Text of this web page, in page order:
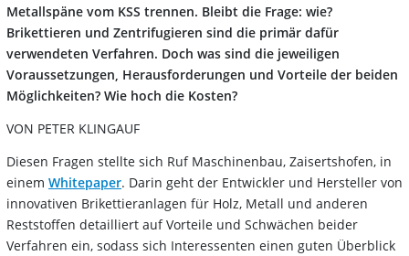
Metallspäne vom KSS trennen. Bleibt die Frage: wie?
Brikettieren und Zentrifugieren sind die primär dafür
verwendeten Verfahren. Doch was sind die jeweiligen
Voraussetzungen, Herausforderungen und Vorteile der beiden
Möglichkeiten? Wie hoch die Kosten?
VON PETER KLINGAUF
Diesen Fragen stellte sich Ruf Maschinenbau, Zaisertshofen, in
einem Whitepaper. Darin geht der Entwickler und Hersteller von
innovativen Brikettieranlagen für Holz, Metall und anderen
Reststoffen detailliert auf Vorteile und Schwächen beider
Verfahren ein, sodass sich Interessenten einen guten Überblick